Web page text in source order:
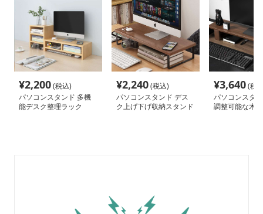
¥2,200(税込)
パソコンスタンド 多機
能デスク整理ラック
¥2,240(税込)
パソコンスタンド デス
ク上げ下げ収納スタンド
¥3,640(税
パソコンスタ
調整可能な木